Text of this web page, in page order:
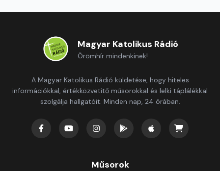
Magyar Katolikus Rádió
Örömhír mindenkinek!
A Magyar Katolikus Rádió küldetése, hogy hiteles
információkkal, értékközvetítő műsorokkal és lelki táplálékkal
szolgálja hallgatóit. Minden nap, 24 órában.
Műsorok